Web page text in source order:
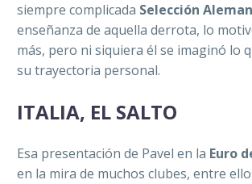
siempre complicada Selección
enseñanza de aquella derrota, lo
más, pero ni siquiera él se imaginó lo
su trayectoria personal.
ITALIA, EL SALTO
Esa presentación de Pavel en la Euro
en la mira de muchos clubes, entre